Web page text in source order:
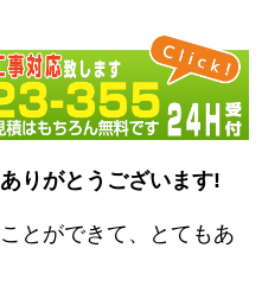
りがとうございます!
とができて、とてもあ